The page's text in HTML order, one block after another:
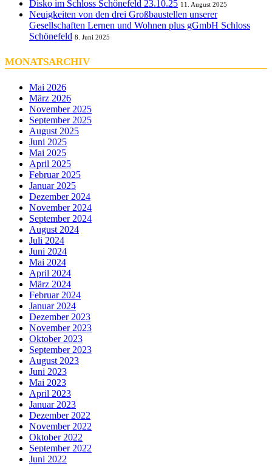
Disko im Schloss Schönefeld 23.10.25 11. August 2025
Neuigkeiten von den drei Großbaustellen unserer
Gesellschaften Lernen und Wohnen plus gGmbH Schloss
Schönefeld 8. Juni 2025
MONATSARCHIV
Mai 2026
März 2026
November 2025
September 2025
August 2025
Juni 2025
Mai 2025
April 2025
Februar 2025
Januar 2025
Dezember 2024
November 2024
September 2024
August 2024
Juli 2024
Juni 2024
Mai 2024
April 2024
März 2024
Februar 2024
Januar 2024
Dezember 2023
November 2023
Oktober 2023
September 2023
August 2023
Juni 2023
Mai 2023
April 2023
Januar 2023
Dezember 2022
November 2022
Oktober 2022
September 2022
Juni 2022